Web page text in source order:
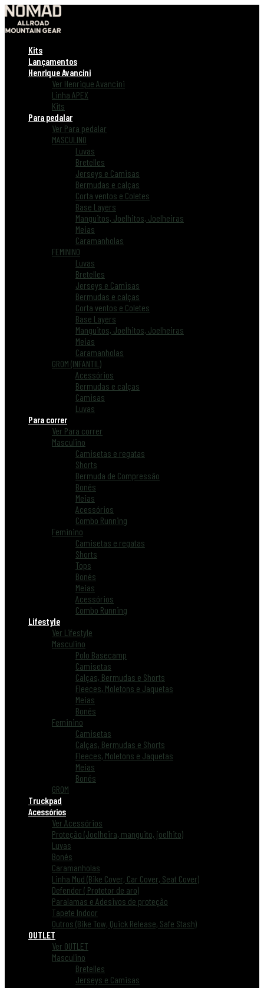
Kits
Lançamentos
Henrique Avancini
Ver Henrique Avancini
Linha APEX
Kits
Para pedalar
Ver Para pedalar
MASCULINO
Luvas
Bretelles
Jerseys e Camisas
Bermudas e calças
Corta ventos e Coletes
Base Layers
Manguitos, Joelhitos, Joelheiras
Meias
Caramanholas
FEMININO
Luvas
Bretelles
Jerseys e Camisas
Bermudas e calças
Corta ventos e Coletes
Base Layers
Manguitos, Joelhitos, Joelheiras
Meias
Caramanholas
GROM (INFANTIL)
Acessórios
Bermudas e calças
Camisas
Luvas
Para correr
Ver Para correr
Masculino
Camisetas e regatas
Shorts
Bermuda de Compressão
Bonés
Meias
Acessórios
Combo Running
Feminino
Camisetas e regatas
Shorts
Tops
Bonés
Meias
Acessórios
Combo Running
Lifestyle
Ver Lifestyle
Masculino
Polo Basecamp
Camisetas
Calças, Bermudas e Shorts
Fleeces, Moletons e Jaquetas
Meias
Bonés
Feminino
Camisetas
Calças, Bermudas e Shorts
Fleeces, Moletons e Jaquetas
Meias
Bonés
GROM
Truckpad
Acessórios
Ver Acessórios
Proteção (Joelheira, manguito, joelhito)
Luvas
Bonés
Caramanholas
Linha Mud (Bike Cover, Car Cover, Seat Cover)
Defender ( Protetor de aro)
Paralamas e Adesivos de proteção
Tapete Indoor
Outros (Bike Tow, Quick Release, Safe Stash)
OUTLET
Ver OUTLET
Masculino
Bretelles
Jerseys e Camisas